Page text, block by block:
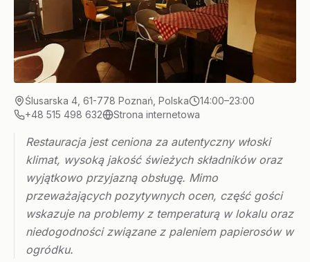
Ślusarska 4, 61-778 Poznań, Polska
14:00–23:00
+48 515 498 632
Strona internetowa
Restauracja jest ceniona za autentyczny włoski
klimat, wysoką jakość świeżych składników oraz
wyjątkowo przyjazną obsługę. Mimo
przeważających pozytywnych ocen, część gości
wskazuje na problemy z temperaturą w lokalu oraz
niedogodności związane z paleniem papierosów w
ogródku.